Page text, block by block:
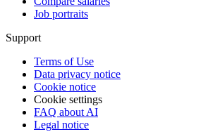
Job portraits
Support
Terms of Use
Data privacy notice
Cookie notice
Cookie settings
FAQ about AI
Legal notice